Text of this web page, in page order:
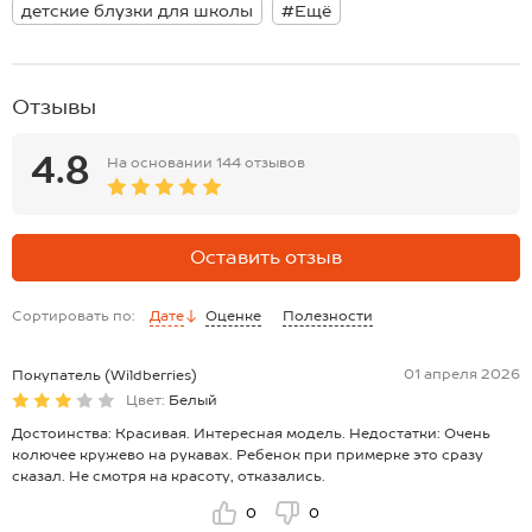
детские блузки для школы
#Ещё
Отзывы
4.8 На основании 144 отзывов
Оставить отзыв
Сортировать по: Дате Оценке Полезности
Покупатель (Wildberries)
01 апреля 2026
Цвет: Белый
Достоинства: Красивая. Интересная модель. Недостатки: Очень
колючее кружево на рукавах. Ребенок при примерке это сразу
сказал. Не смотря на красоту, отказались.
0 0